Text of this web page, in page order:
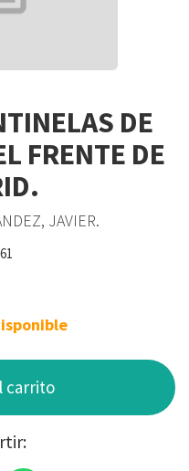
DE
FRENTE DE
JAVIER.
carrito